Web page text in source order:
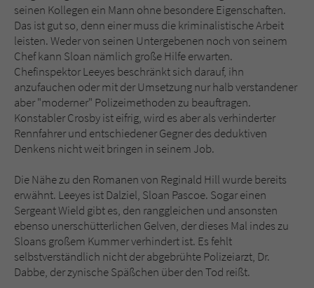
seinen Kollegen ein Mann ohne besondere Eigenschaften.
Das ist gut so, denn einer muss die kriminalistische Arbeit
leisten. Weder von seinen Untergebenen noch von seinem
Chef kann Sloan nämlich große Hilfe erwarten.
Chefinspektor Leeyes beschränkt sich darauf, ihn
anzufauchen oder mit der Umsetzung nur halb verstandener
aber "moderner" Polizeimethoden zu beauftragen.
Konstabler Crosby ist eifrig, wird es aber als verhinderter
Rennfahrer und entschiedener Gegner des deduktiven
Denkens nicht weit bringen in seinem Job.
Die Nähe zu den Romanen von Reginald Hill wurde bereits
erwähnt. Leeyes ist Dalziel, Sloan Pascoe. Sogar einen
Sergeant Wield gibt es, den ranggleichen und ansonsten
ebenso unerschütterlichen Gelven, der dieses Mal indes zu
Sloans großem Kummer verhindert ist. Es fehlt
selbstverständlich nicht der abgebrühte Polizeiarzt, Dr.
Dabbe, der zynische Späßchen über den Tod reißt.